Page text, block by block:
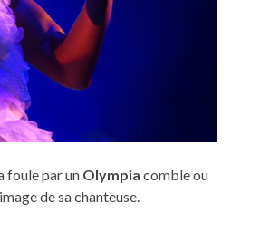
foule par un Olympia comble ou
de sa chanteuse.